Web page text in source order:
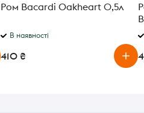
Ром Bacardi Oakheart 0,5л
В наявності
410 ₴